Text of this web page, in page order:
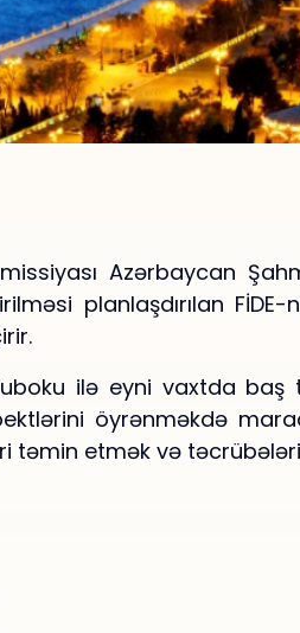
Azərbaycan
planlaşdırılan
ilə eyni vaxtda
öyrənməkdə
təmin etmək və